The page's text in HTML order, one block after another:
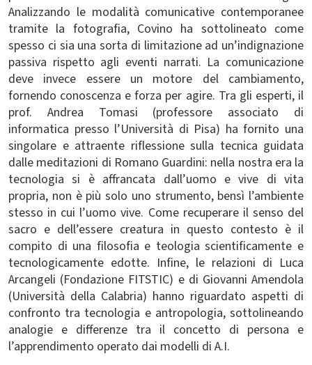
Analizzando le modalità comunicative contemporanee
tramite la fotografia, Covino ha sottolineato come
spesso ci sia una sorta di limitazione ad un’indignazione
passiva rispetto agli eventi narrati. La comunicazione
deve invece essere un motore del cambiamento,
fornendo conoscenza e forza per agire. Tra gli esperti, il
prof. Andrea Tomasi (professore associato di
informatica presso l’Università di Pisa) ha fornito una
singolare e attraente riflessione sulla tecnica guidata
dalle meditazioni di Romano Guardini: nella nostra era la
tecnologia si è affrancata dall’uomo e vive di vita
propria, non è più solo uno strumento, bensì l’ambiente
stesso in cui l’uomo vive. Come recuperare il senso del
sacro e dell’essere creatura in questo contesto è il
compito di una filosofia e teologia scientificamente e
tecnologicamente edotte. Infine, le relazioni di Luca
Arcangeli (Fondazione FITSTIC) e di Giovanni Amendola
(Università della Calabria) hanno riguardato aspetti di
confronto tra tecnologia e antropologia, sottolineando
analogie e differenze tra il concetto di persona e
l’apprendimento operato dai modelli di A.I.